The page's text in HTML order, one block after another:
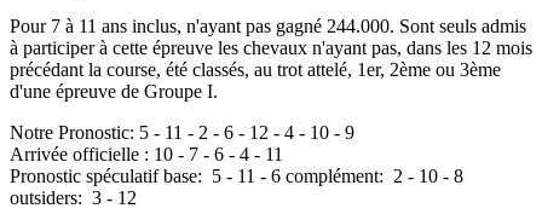
Pour 7 à 11 ans inclus, n'ayant pas gagné 244.000. Sont seuls admis
à participer à cette épreuve les chevaux n'ayant pas, dans les 12 mois
précédant la course, été classés, au trot attelé, 1er, 2ème ou 3ème
d'une épreuve de Groupe I.
Notre Pronostic: 5 - 11 - 2 - 6 - 12 - 4 - 10 - 9
Arrivée officielle : 10 - 7 - 6 - 4 - 11
Pronostic spéculatif base: 5 - 11 - 6 complément: 2 - 10 - 8
outsiders: 3 - 12